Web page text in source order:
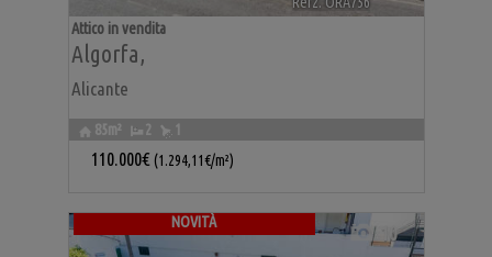
Algorfa,
Alicante
Attico in vendita
85m² 2 1
110.000€ (1.294,11€/m²)
NOVITÀ 10